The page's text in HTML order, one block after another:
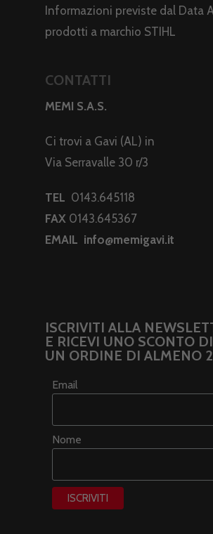
Informazioni previste dal Data
prodotti a marchio STIHL
CONTATTI
MEMI S.A.S.
Ci trovi a Gavi (AL) in
Via Serravalle 30 r/3
TEL 0143.645118
FAX 0143.645367
EMAIL info@memigavi.it
ISCRIVITI ALLA
E RICEVI UNO SCONTO
UN ORDINE DI ALMENO
Email
Nome